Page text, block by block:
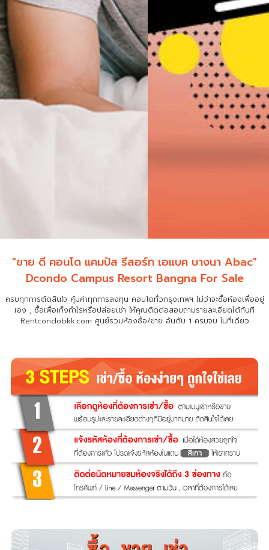
"ขาย ดี คอนโด แคมปัส รีสอร์ท เอแบค บางนา Abac"
Dcondo Campus Resort Bangna For Sale
ครบทุกการตัดสินใจ คุ้มค่าทุกการลงทุน คอนโดทั่วกรุงเทพฯ ไม่ว่าจะซื้อห้องเพื่ออยู่
เอง , ซื้อเพื่อเก็งกำไรหรือปล่อยเช่า ให้คุณติดต่อสอบถามรายละเอียดได้ทันที
Rentcondobkk.com ศูนย์รวมห้องซื้อ/ขาย อันดับ 1 ครบจบ ในที่เดียว